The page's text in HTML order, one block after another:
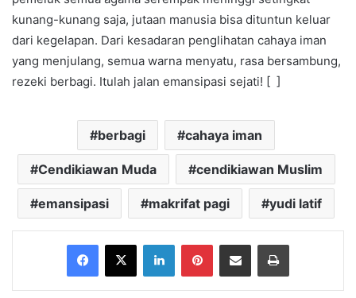
kunang-kunang saja, jutaan manusia bisa dituntun keluar
dari kegelapan. Dari kesadaran penglihatan cahaya iman
yang menjulang, semua warna menyatu, rasa bersambung,
rezeki berbagi. Itulah jalan emansipasi sejati! [ ]
berbagi cahaya iman
Cendikiawan Muda cendikiawan Muslim
emansipasi makrifat pagi yudi latif
Facebook
X LinkedInPinterestShare via Email Print